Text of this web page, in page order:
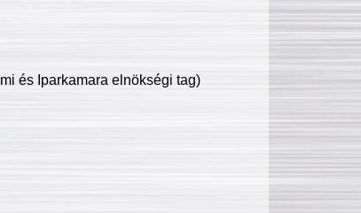
és Iparkamara elnökségi tag)